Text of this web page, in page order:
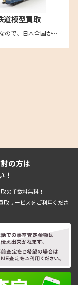
道模型買取
宅配買取なので、日本全国から鉄道模型の買取強化中。車両やレール、制御機器など不要になった鉄道模型はリムーブへお売りください。送料無料の安心宅配査定はこちら。便利なLINE査定あり
の方は
！
の手数料無料！
取サービスをご利用くださ